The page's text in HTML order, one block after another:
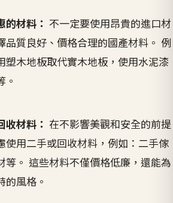
的材料： 不一定要使用昂貴的進口材
品質良好、價格合理的國產材料。 例
塑木地板取代實木地板，使用水泥漆
。
收材料： 在不影響美觀和安全的前提
使用二手或回收材料，例如：二手傢
等。 這些材料不僅價格低廉，還能為
的風格。